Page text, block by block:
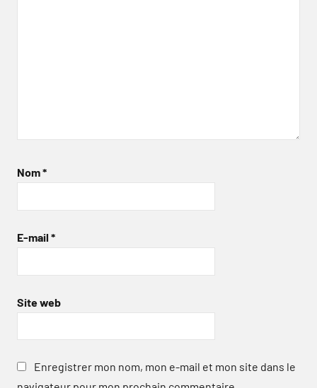
Nom*
E-mail *
Site web
Enregistrer mon nom, mon e-mail et mon site dans le